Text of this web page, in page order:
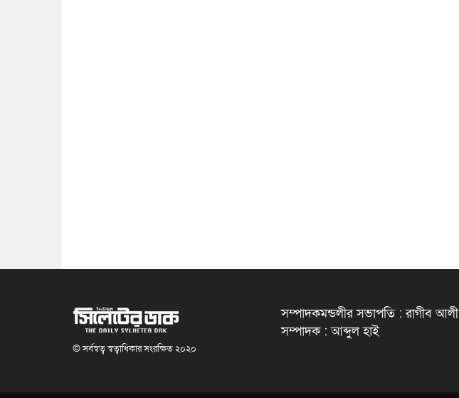
© সর্বস্বত্ব স্বত্বাধিকার সংরক্ষিত ২০২০
সম্পাদকমন্ডলীর সভাপতি : রাগীব আলী
সম্পাদক : আব্দুল হাই